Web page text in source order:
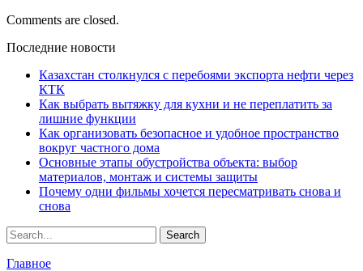
Comments are closed.
Последние новости
Казахстан столкнулся с перебоями экспорта нефти через
КТК
Как выбрать вытяжку для кухни и не переплатить за
лишние функции
Как организовать безопасное и удобное пространство
вокруг частного дома
Основные этапы обустройства объекта: выбор
материалов, монтаж и системы защиты
Почему одни фильмы хочется пересматривать снова и
снова
Главное